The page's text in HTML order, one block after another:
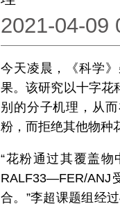
2021-04-09
今天凌晨，《科学
果。该研究以十字花
别的分子机理，从
粉，而拒绝其他物种
“花粉通过其覆盖物
RALF33—FER/
合。”李超课题组经